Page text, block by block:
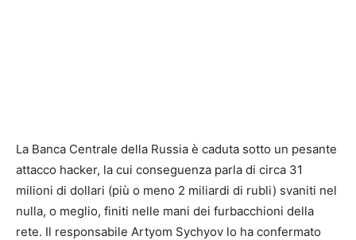
La Banca Centrale della Russia è caduta sotto un pesante
attacco hacker, la cui conseguenza parla di circa 31
milioni di dollari (più o meno 2 miliardi di rubli) svaniti nel
nulla, o meglio, finiti nelle mani dei furbacchioni della
rete. Il responsabile Artyom Sychyov lo ha confermato